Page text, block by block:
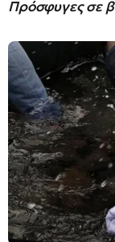
Πρόσφυγες σε